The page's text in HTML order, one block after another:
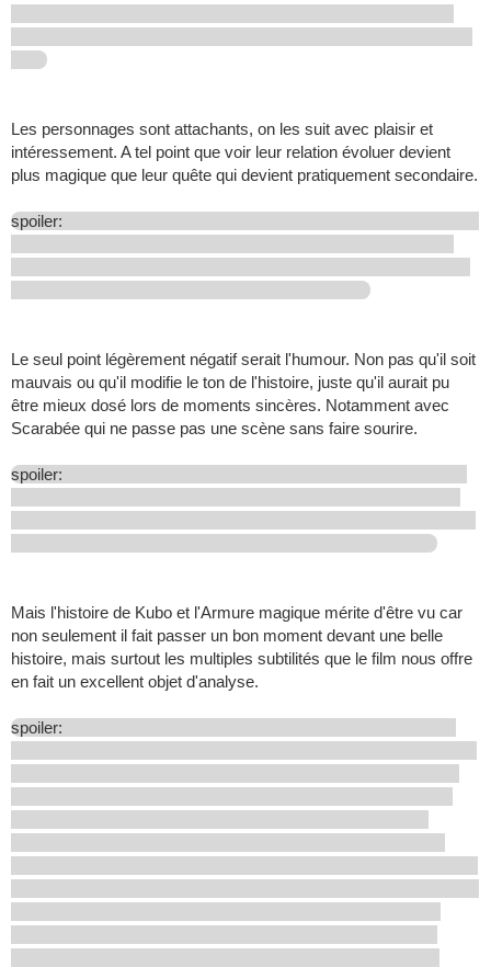
Les personnages sont attachants, on les suit avec plaisir et
intéressement. A tel point que voir leur relation évoluer devient
plus magique que leur quête qui devient pratiquement secondaire.
spoiler:
Le seul point légèrement négatif serait l'humour. Non pas qu'il soit
mauvais ou qu'il modifie le ton de l'histoire, juste qu'il aurait pu
être mieux dosé lors de moments sincères. Notamment avec
Scarabée qui ne passe pas une scène sans faire sourire.
spoiler:
Mais l'histoire de Kubo et l'Armure magique mérite d'être vu car
non seulement il fait passer un bon moment devant une belle
histoire, mais surtout les multiples subtilités que le film nous offre
en fait un excellent objet d'analyse.
spoiler: